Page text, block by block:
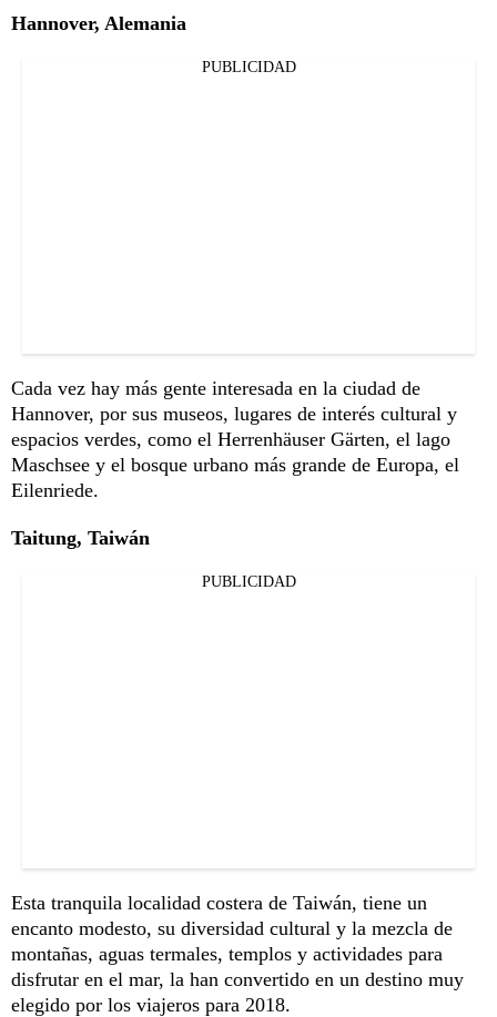
Hannover, Alemania
PUBLICIDAD
Cada vez hay más gente interesada en la ciudad de
Hannover, por sus museos, lugares de interés cultural y
espacios verdes, como el Herrenhäuser Gärten, el lago
Maschsee y el bosque urbano más grande de Europa, el
Eilenriede.
Taitung, Taiwán
PUBLICIDAD
Esta tranquila localidad costera de Taiwán, tiene un
encanto modesto, su diversidad cultural y la mezcla de
montañas, aguas termales, templos y actividades para
disfrutar en el mar, la han convertido en un destino muy
elegido por los viajeros para 2018.